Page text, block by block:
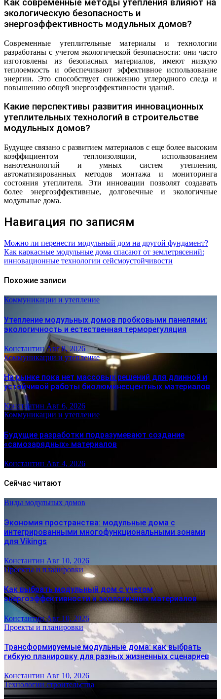
Как современные методы утепления влияют на
экологическую безопасность и
энергоэффективность модульных домов?
Современные утеплительные материалы и технологии
разработаны с учетом экологической безопасности: они часто
изготовлены из безопасных материалов, имеют низкую
теплоемкость и обеспечивают эффективное использование
энергии. Это способствует снижению углеродного следа и
повышению общей энергоэффективности зданий.
Какие перспективы развития инновационных
утеплительных технологий в строительстве
модульных домов?
Будущее связано с развитием материалов с еще более высоким
коэффициентом теплоизоляции, использованием
нанотехнологий и умных систем утепления,
автоматизированных методов монтажа и мониторинга
состояния утеплителя. Эти инновации позволят создавать
более энергоэффективные, долговечные и экологичные
модульные дома.
Навигация по записям
Можно ли перенести модульный дом на другой фундамент?
Как каркасные модульные дома спасают от землетрясений:
инновационные технологии сейсмоустойчивости
Похожие записи
Коммуникации и утепление
Утепление модульных домов пробковыми панелями:
экологичность и естественная терморегуляция
КонстантинАвг 8, 2026
Коммуникации и утепление
На рынке пока нет массовых решений для длинной и
устойчивой работы биолюминесцентных материалов
Константин Авг 6, 2026
Коммуникации и утепление
Будущие разработки подразумевают создание
«самозарядных» материалов
Константин Авг 4, 2026
Сейчас читают
Виды модульных домов
Экономия пространства: модульные дома с
интегрированными многофункциональными зонами
для Vikings
Константин Авг 10, 2026
Проекты и планировки
Как выбрать модульный дом с учетом
энергоэффективности и экологичных материалов
КонстантинАвг 10, 2026
Проекты и планировки
Трансформируемые модульные дома: как выбрать
гибкую планировку для разных жизненных сценариев
Константин Авг 10, 2026
Технологии строительства